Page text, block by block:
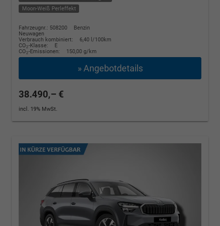
Moon-Weiß Perleffekt
Fahrzeugnr.: 508200
Benzin
Neuwagen
Verbrauch kombiniert:
6,40 l/100km
CO2-Klasse:
E
CO2-Emissionen: 150,00 g/km
» Angebotdetails
38.490,– €
incl. 19% MwSt.